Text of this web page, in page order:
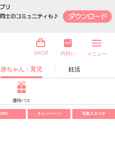
赤ちゃん・育児 妊活
SHOP 内祝い メニュー
優待パス
SNS キャンペーン 写真スタジオ